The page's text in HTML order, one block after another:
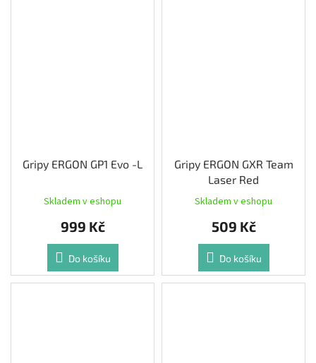
Gripy ERGON GP1 Evo -L
Skladem v eshopu
999 Kč
Do košíku
Gripy ERGON GXR Team
Laser Red
Skladem v eshopu
509 Kč
Do košíku